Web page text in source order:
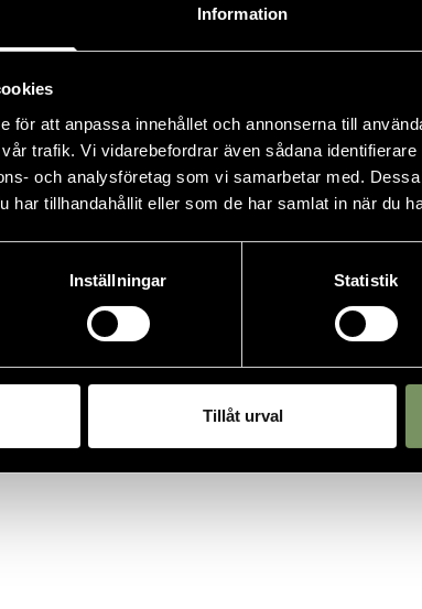
Information
för att anpassa innehållet och annonserna till
trafik. Vi vidarebefordrar även sådana
och analysföretag som vi samarbetar med.
har tillhandahållit eller som de har samlat in när du
Inställningar Statistik
Tillåt urval
0911-14990